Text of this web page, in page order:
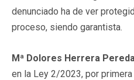
denunciado ha de ver
proceso, siendo garantista.
Mª Dolores Herrera Pereda
en la Ley 2/2023, por